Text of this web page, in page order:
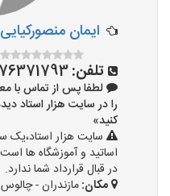
ایمان
تلفن:
لطفا پس از تماس با
کنید»
سایت هزار استاد،یک
اساتید و آموزشگاه ها
در قبال قرارداد شما ندارد.
مکان:مازندران - چالوس